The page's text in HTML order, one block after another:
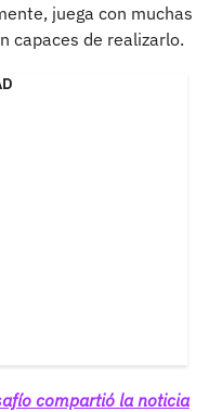
juega con muchas
capaces de realizarlo.
compartió la noticia